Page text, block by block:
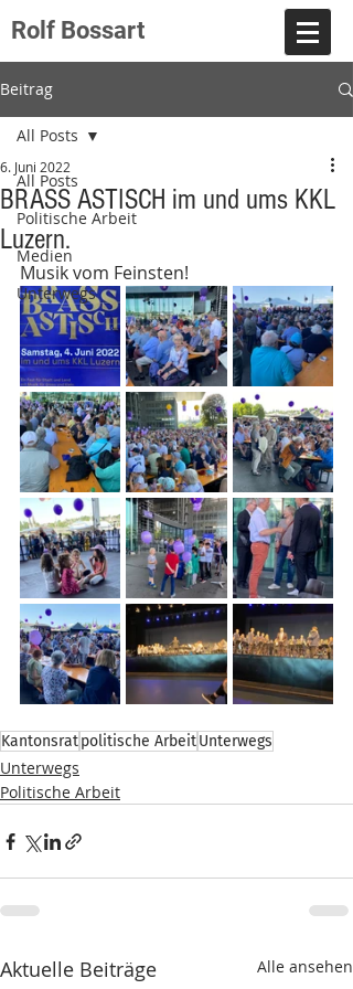
Rolf Bossart
Beitrag
All Posts
Politische Arbeit
Medien
Unterwegs
All Posts
BRASS ASTISCH im und ums KKL
Luzern.
6. Juni 2022
Musik vom Feinsten!
Kantonsratpolitische ArbeitUnterwegs
Unterwegs
Politische Arbeit
Aktuelle Beiträge Alle ansehen